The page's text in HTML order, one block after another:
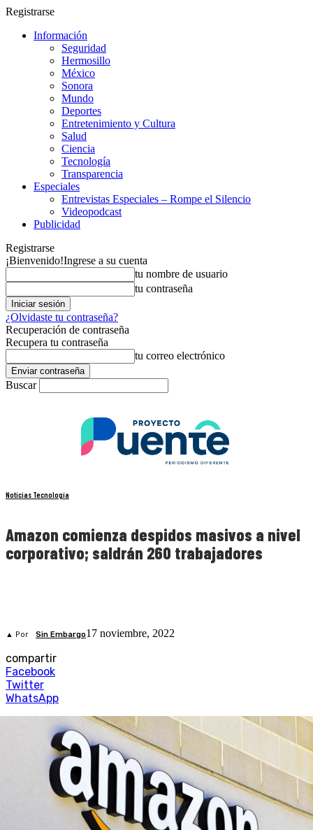
Registrarse
Información
Seguridad
Hermosillo
México
Sonora
Mundo
Deportes
Entretenimiento y Cultura
Salud
Ciencia
Tecnología
Transparencia
Especiales
Entrevistas Especiales – Rompe el Silencio
Videopodcast
Publicidad
Registrarse
¡Bienvenido!Ingrese a su cuenta
tu nombre de usuario
tu contraseña
¿Olvidaste tu contraseña?
Recuperación de contraseña
Recupera tu contraseña
tu correo electrónico
Buscar
Noticias Tecnología
Amazon comienza despidos masivos a nivel
corporativo; saldrán 260 trabajadores
▲ Por Sin Embargo17 noviembre, 2022
compartir
Facebook
Twitter
WhatsApp